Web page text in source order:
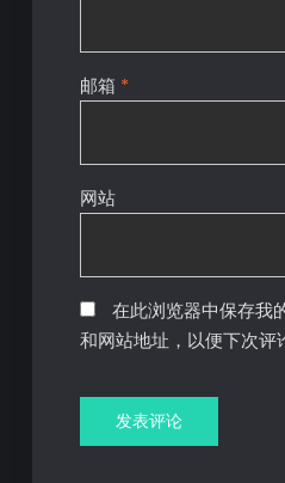
邮箱 *
网站
在此浏览器中保存我
和网站地址，以便下次评